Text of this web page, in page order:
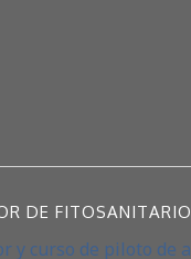
DE FITOSANITARIO